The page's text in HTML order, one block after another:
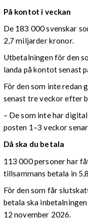
På kontot i veckan
De 183 000 svenskar
2,7 miljarder kronor.
Utbetalningen för den
landa på kontot senast
För den som inte redan
senast tre veckor efter
– De som inte har
posten 1–3 veckor
Då ska du betala
113 000 personer har
tillsammans betala in
För den som får
betala ska
12 november 2026.